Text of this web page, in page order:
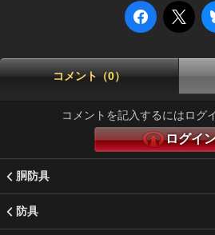
コメント（0）
コメントを記入するにはログ
ログイ
胴防具
防具